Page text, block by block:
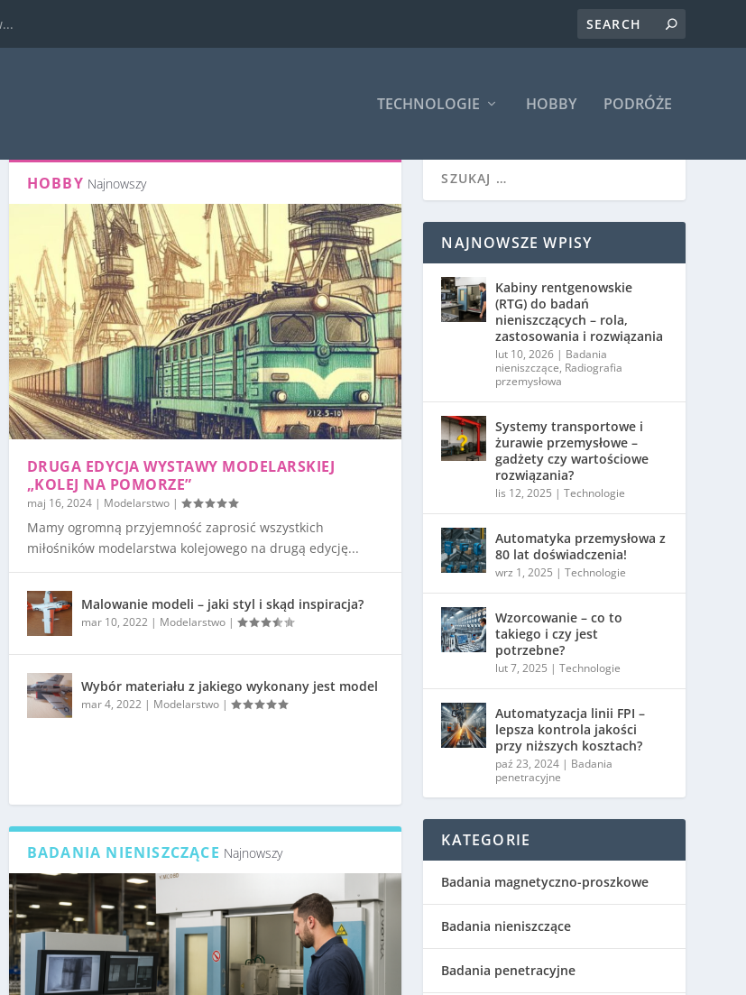
TECHNOLOGIE HOBBY PODRÓŻE
HOBBY Najnowszy
DRUGA EDYCJA WYSTAWY MODELARSKIEJ
„KOLEJ NA POMORZE”
maj 16, 2024| Modelarstwo|
Mamy ogromną przyjemność zaprosić wszystkich
miłośników modelarstwa kolejowego na drugą edycję...
Malowanie modeli – jaki styl i skąd inspiracja?
mar 10, 2022 | Modelarstwo|
Wybór materiału z jakiego wykonany jest model
mar 4, 2022 | Modelarstwo|
BADANIA NIENISZCZĄCE Najnowszy
NAJNOWSZE WPISY
Kabiny rentgenowskie
(RTG) do badań
nieniszczących – rola,
zastosowania i rozwiązania
lut 10, 2026 | Badania
nieniszczące, Radiografia
przemysłowa
Systemy transportowe i
żurawie przemysłowe –
gadżety czy wartościowe
rozwiązania?
lis 12, 2025 |Technologie
Automatyka przemysłowa z
80 lat doświadczenia!
wrz 1, 2025 |Technologie
Wzorcowanie – co to
takiego i czy jest
potrzebne?
lut 7, 2025 |Technologie
Automatyzacja linii FPI –
lepsza kontrola jakości
przy niższych kosztach?
paź 23, 2024 | Badania
penetracyjne
KATEGORIE
Badania magnetyczno-proszkowe
Badania nieniszczące
Badania penetracyjne